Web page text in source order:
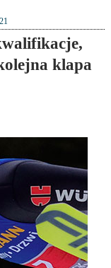
klapa